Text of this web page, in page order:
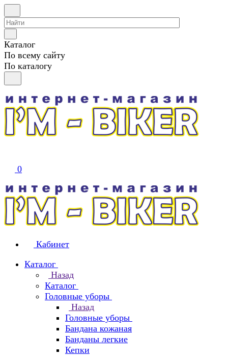
Каталог
По всему сайту
По каталогу
0
Кабинет
Каталог
Назад
Каталог
Головные уборы
Назад
Головные уборы
Бандана кожаная
Банданы легкие
Кепки